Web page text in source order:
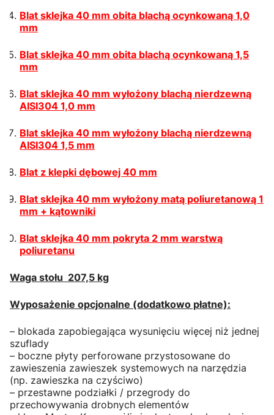
Blat sklejka 40 mm obita blachą ocynkowaną 1,0
mm
Blat sklejka 40 mm obita blachą ocynkowaną 1,5
mm
Blat sklejka 40 mm wyłożony blachą nierdzewną
AISI304 1,0 mm
Blat sklejka 40 mm wyłożony blachą nierdzewną
AISI304 1,5 mm
Blat z klepki dębowej 40 mm
Blat sklejka 40 mm wyłożony matą poliuretanową 1
mm + kątowniki
Blat sklejka 40 mm pokryta 2 mm warstwą
poliuretanu
Waga stołu 207,5 kg
Wyposażenie opcjonalne (dodatkowo płatne):
– blokada zapobiegająca wysunięciu więcej niż jednej
szuflady
– boczne płyty perforowane przystosowane do
zawieszenia zawieszek systemowych na narzędzia
(np. zawieszka na czyściwo)
– przestawne podziałki / przegrody do
przechowywania drobnych elementów